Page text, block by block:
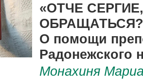
«ОТЧЕ
О помощи
Радонежского
Монахиня